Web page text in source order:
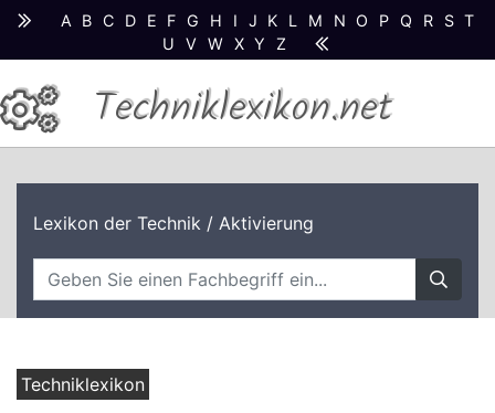
A B C D E F G H I J K L M N O P Q R S T
U
V W X Y Z
Techniklexikon.net
Lexikon der Technik / Aktivierung
Techniklexikon